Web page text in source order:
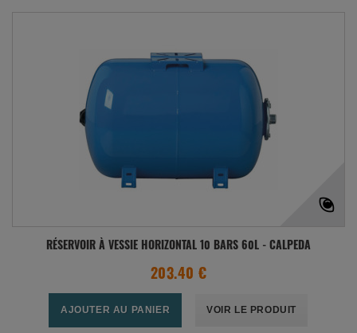
RÉSERVOIR À VESSIE HORIZONTAL 10 BARS 60L - CALPEDA
203.40 €
AJOUTER AU PANIER VOIR LE PRODUIT